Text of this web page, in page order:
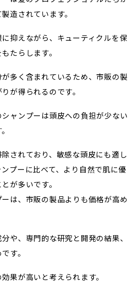
造されています。
抑えながら、キューティクルを保
たらします。
多く含まれているため、市販の製
が得られるのです。
ャンプーは頭皮への負担が少ない
されており、敏感な頭皮にも適し
プーに比べて、より自然で肌に優
が多いです。
は、市販の製品よりも価格が高め
や、専門的な研究と開発の結果、
す。
果が高いと考えられます。